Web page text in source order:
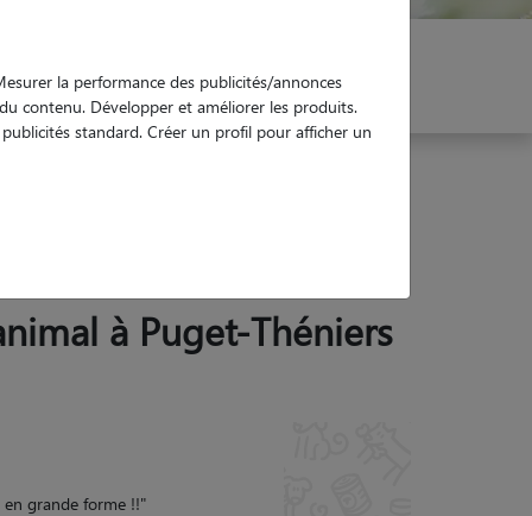
à Puget-Théniers
en grande forme !!"
la performance des publicités/annonces
contenu. Développer et améliorer les produits.
standard. Créer un profil pour afficher un